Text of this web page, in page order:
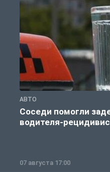
АВТО
Соседи помогли
водителя-
07 августа 17:00